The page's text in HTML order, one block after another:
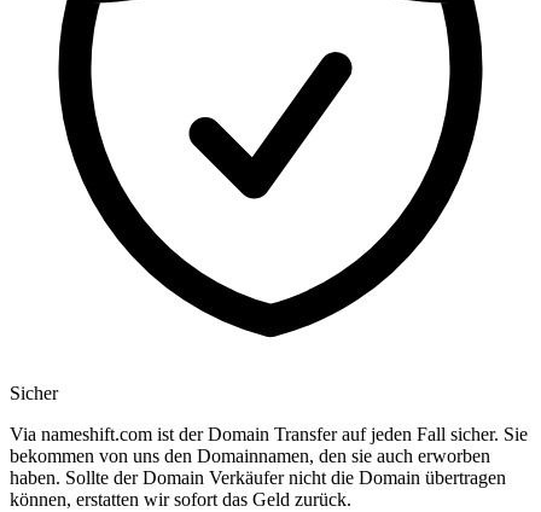
Sicher
Via nameshift.com ist der Domain Transfer auf jeden Fall sicher. Sie
bekommen von uns den Domainnamen, den sie auch erworben
haben. Sollte der Domain Verkäufer nicht die Domain übertragen
können, erstatten wir sofort das Geld zurück.